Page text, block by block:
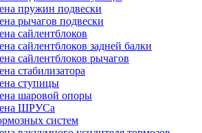
пружин подвески
рычагов подвески
сайлентблоков
сайлентблоков задней балки
сайлентблоков рычагов
стабилизатора
ступицы
шаровой опоры
ШРУСа
систем